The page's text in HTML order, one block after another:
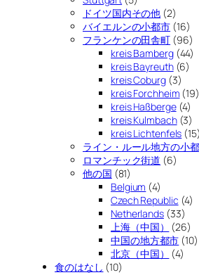
ドイツ国内その他 (2)
バイエルンの小都市 (16)
フランケンの田舎町 (96)
kreis Bamberg(44)
kreis Bayreuth(6)
kreis Coburg(3)
kreis Forchheim (19)
kreis Haßberge(4)
kreis Kulmbach(3)
kreis Lichtenfels (15)
ライン・ルール地方の小
ロマンチック街道 (6)
他の国 (81)
Belgium (4)
Czech Republic (4)
Netherlands(33)
上海（中国）
(26)
中国の地方都市 (10)
北京（中国）
(4)
食のはなし (10)